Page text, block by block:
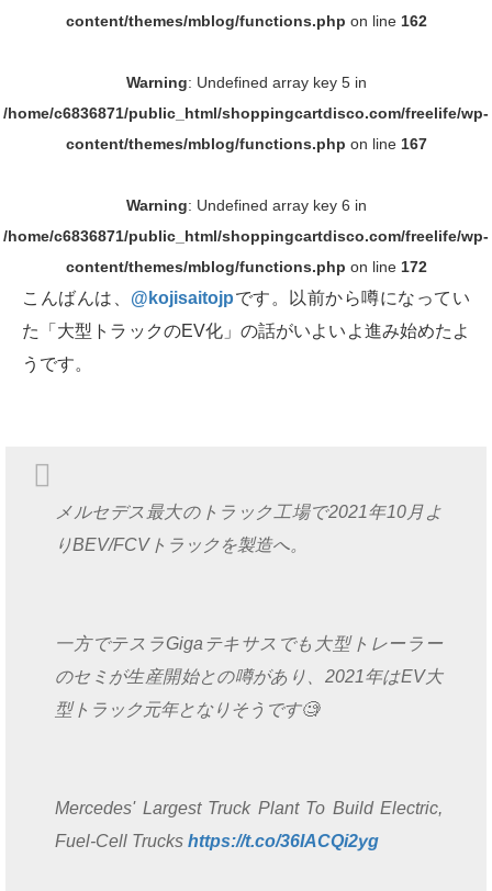
content/themes/mblog/functions.php on line 162
Warning: Undefined array key 5 in
/home/c6836871/public_html/shoppingcartdisco.com/freelife/wp-
content/themes/mblog/functions.php on line 167
Warning: Undefined array key 6 in
/home/c6836871/public_html/shoppingcartdisco.com/freelife/wp-
content/themes/mblog/functions.php on line 172
こんばんは、 @kojisaitojpです。以前から噂になってい
た「大型トラックのEV化」の話がいよいよ進み始めたよ
うです。
メルセデス最大のトラック工場で2021年10月よ
りBEV/FCVトラックを製造へ。
一方でテスラGigaテキサスでも大型トレーラー
のセミが生産開始との噂があり、2021年はEV大
型トラック元年となりそうです🧐
Mercedes' Largest Truck Plant To Build Electric,
Fuel-Cell Trucks https://t.co/36IACQi2yg